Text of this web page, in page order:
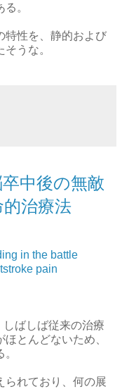
。
特性を、静的および
うな。
中後の無敵
治療法
in the battle
pain
ばしば従来の治療
とんどないため、
られており、何の展